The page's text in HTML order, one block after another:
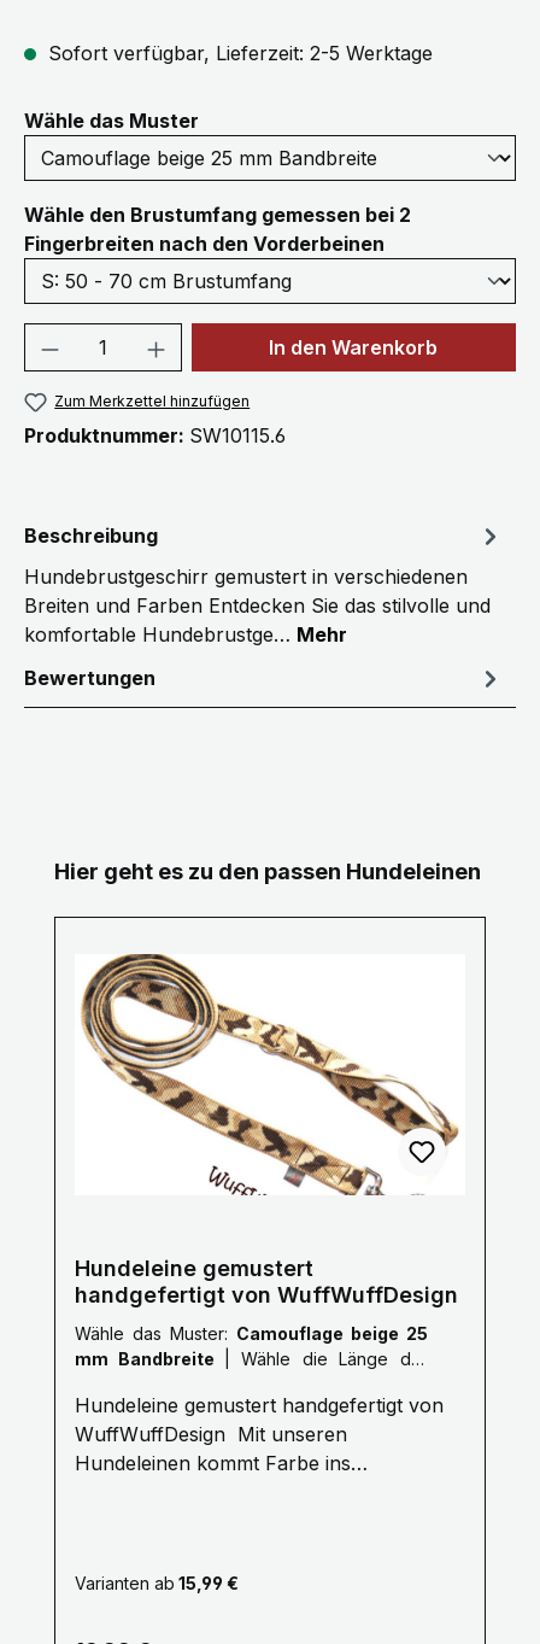
Sofort verfügbar, Lieferzeit: 2-5 Werktage
Wähle das Muster
Wähle den Brustumfang gemessen bei 2
Fingerbreiten nach den Vorderbeinen
Produkt Anzahl: Gib denIn den Warenkorb
Zum Merkzettel hinzufügen
Produktnummer: SW10115.6
Beschreibung
Hundebrustgeschirr gemustert in verschiedenen
Breiten und Farben Entdecken Sie das stilvolle und
komfortable Hundebrustge… Mehr
Bewertungen
Produktgalerie überspringen
Hier geht es zu den passen Hundeleinen
Hundeleine gemustert
handgefertigt von WuffWuffDesign
Wähle das Muster: Camouflage beige 25
mm Bandbreite
Hundeleine gemustert handgefertigt von
WuffWuffDesign Mit unseren
Hundeleinen kommt Farbe ins
Hundeleinen sind aus reißfestem,
gefertigt, farbecht und mehrfach
Varianten ab 15,99 €